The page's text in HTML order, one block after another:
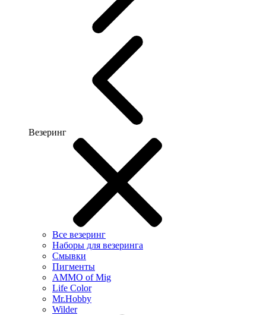
Везеринг
Все везеринг
Наборы для везеринга
Смывки
Пигменты
AMMO of Mig
Life Color
Mr.Hobby
Wilder